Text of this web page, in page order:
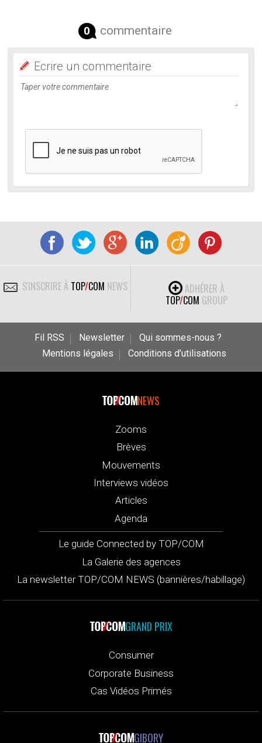
0 commentaire
Ecrire un commentaire
S'INSCRIRE À TOP/COM NEWS
ADHÉRER À
TOP/COM GROUP
Fil RSS Newsletter
Qui sommes-nous ?
Mentions légales
Conditions d’utilisations
NEWS
Zooms
Brèves
Mouvements
Interviews vidéos
Articles
Agenda
Le guide Connected by TOP/COM
La Galerie des agences
La newsletter TOP/COM NEWS (bannières/habillage)
GRAND PRIX
Consumer
Corporate Business
Cas Vidéos Primés
GIBORY